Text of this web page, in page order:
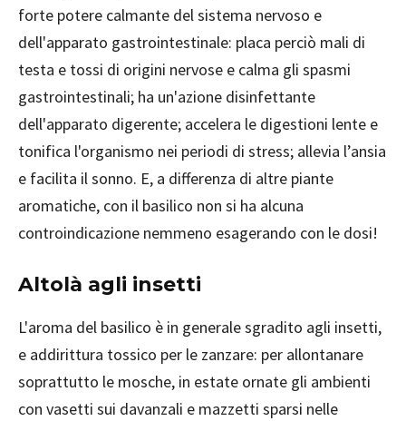
forte potere calmante del sistema nervoso e
dell'apparato gastrointestinale: placa perciò mali di
testa e tossi di origini nervose e calma gli spasmi
gastrointestinali; ha un'azione disinfettante
dell'apparato digerente; accelera le digestioni lente e
tonifica l'organismo nei periodi di stress; allevia l’ansia
e facilita il sonno. E, a differenza di altre piante
aromatiche, con il basilico non si ha alcuna
controindicazione nemmeno esagerando con le dosi!
Altolà agli insetti
L'aroma del basilico è in generale sgradito agli insetti,
e addirittura tossico per le zanzare: per allontanare
soprattutto le mosche, in estate ornate gli ambienti
con vasetti sui davanzali e mazzetti sparsi nelle